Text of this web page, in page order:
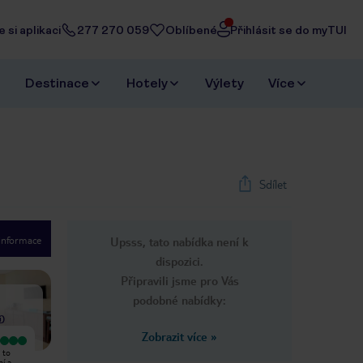
si aplikaci 277 270 059 Oblíbené Přihlásit se do myTUI
Destinace Hotely Výlety Více
Sdílet
Upsss, tato nabídka není k
dispozici.
Připravili jsme pro Vás
podobné nabídky:
Zobrazit více »
Next slide
1/ 30
)
to
Vyjímečný